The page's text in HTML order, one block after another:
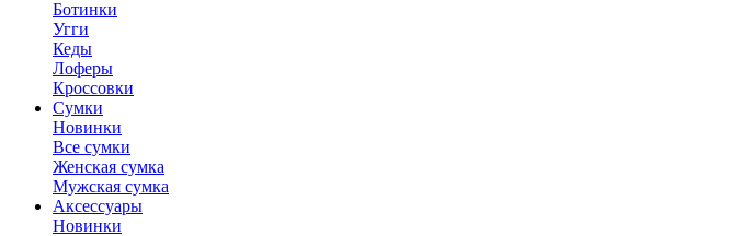
Ботинки
Угги
Кеды
Лоферы
Кроссовки
Сумки
Новинки
Все сумки
Женская сумка
Мужская сумка
Аксессуары
Новинки